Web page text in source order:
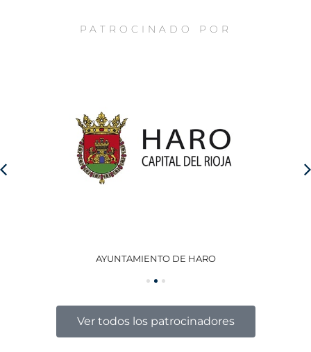
PATROCINADO POR
AYUNTAMIENTO DE HARO
Ver todos los patrocinadores